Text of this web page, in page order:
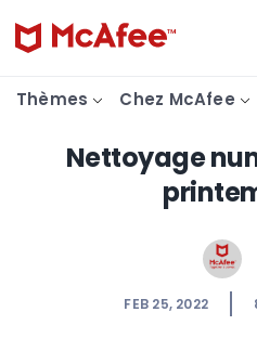
Thèmes Chez McAfee
Nettoyage
FEB 25, 2022